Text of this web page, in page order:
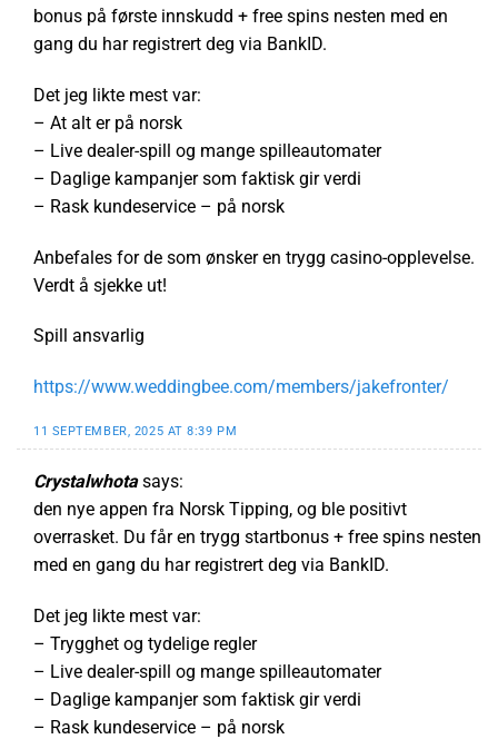
bonus på første innskudd + free spins nesten med en
gang du har registrert deg via BankID.
Det jeg likte mest var:
– At alt er på norsk
– Live dealer-spill og mange spilleautomater
– Daglige kampanjer som faktisk gir verdi
– Rask kundeservice – på norsk
Anbefales for de som ønsker en trygg casino-opplevelse.
Verdt å sjekke ut!
Spill ansvarlig
https://www.weddingbee.com/members/jakefronter/
11 SEPTEMBER, 2025 AT 8:39 PM
Crystalwhota says:
den nye appen fra Norsk Tipping, og ble positivt
overrasket. Du får en trygg startbonus + free spins nesten
med en gang du har registrert deg via BankID.
Det jeg likte mest var:
– Trygghet og tydelige regler
– Live dealer-spill og mange spilleautomater
– Daglige kampanjer som faktisk gir verdi
– Rask kundeservice – på norsk